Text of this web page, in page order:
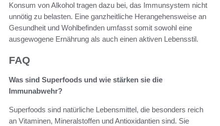
Konsum von Alkohol tragen dazu bei, das Immunsystem nicht
unnötig zu belasten. Eine ganzheitliche Herangehensweise an
Gesundheit und Wohlbefinden umfasst somit sowohl eine
ausgewogene Ernährung als auch einen aktiven Lebensstil.
FAQ
Was sind Superfoods und wie stärken sie die
Immunabwehr?
Superfoods sind natürliche Lebensmittel, die besonders reich
an Vitaminen, Mineralstoffen und Antioxidantien sind. Sie